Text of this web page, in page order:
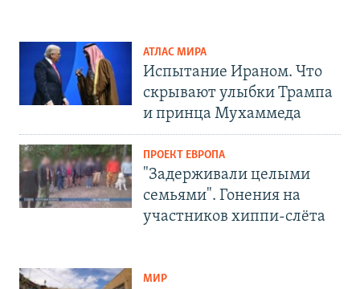
АТЛАС МИРА
Испытание Ираном. Что
скрывают улыбки Трампа
и принца Мухаммеда
ПРОЕКТ ЕВРОПА
"Задерживали целыми
семьями". Гонения на
участников хиппи-слёта
МИР